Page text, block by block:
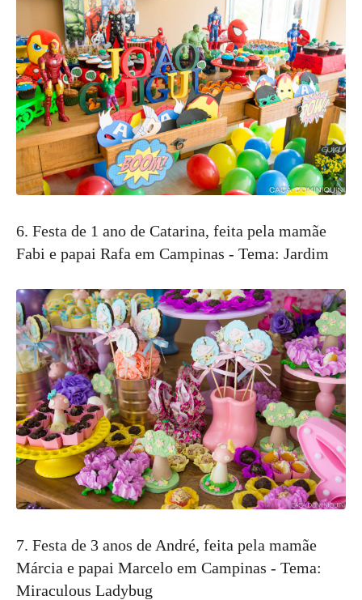
6. Festa de 1 ano de Catarina, feita pela mamãe
Fabi e papai Rafa em Campinas - Tema: Jardim
7. Festa de 3 anos de André, feita pela mamãe
Márcia e papai Marcelo em Campinas - Tema:
Miraculous Ladybug